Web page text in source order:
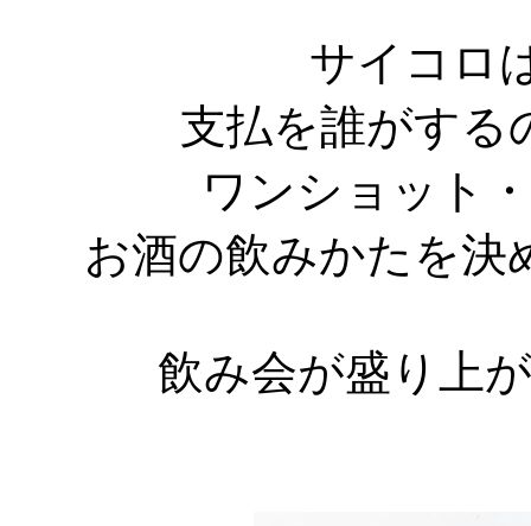
サイコロ
支払を誰がする
ワンショット
お酒の飲みかたを決
飲み会が盛り上